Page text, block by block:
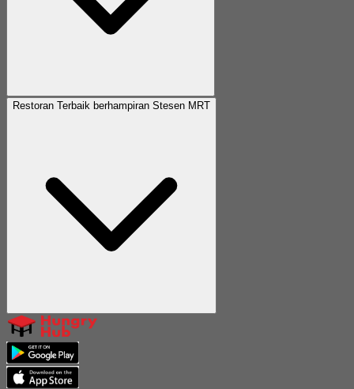
Restoran Terbaik berhampiran Stesen MRT